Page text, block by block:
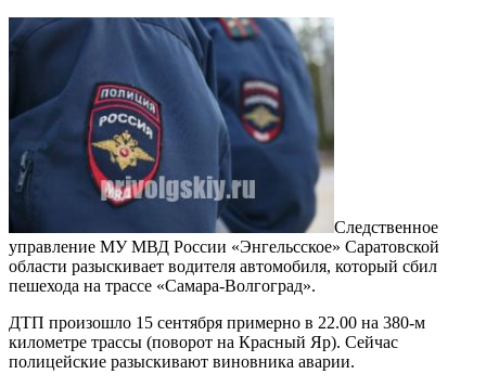
Следственное
управление МУ МВД России «Энгельсское» Саратовской
области разыскивает водителя автомобиля, который сбил
пешехода на трассе «Самара-Волгоград».
ДТП произошло 15 сентября примерно в 22.00 на 380-м
километре трассы (поворот на Красный Яр). Сейчас
полицейские разыскивают виновника аварии.